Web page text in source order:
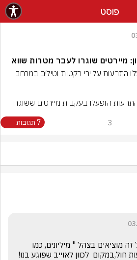
פוסט
מיירטים שוגרו לעבר מטרות שווא
3 7 תגובות
חול,במקום  לכוון לאוייב שפוגע בנו!